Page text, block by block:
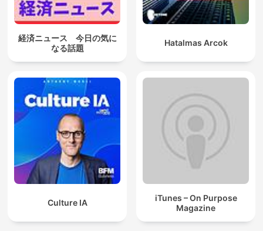
経済ニュース 今日の気に
なる話題
Hatalmas Arcok
Culture IA
iTunes – On Purpose
Magazine